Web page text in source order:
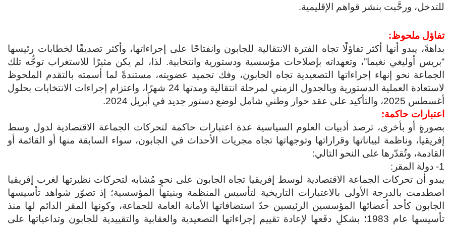
للتدخل، ورحَّبت بنشر قواهم الإقليمية.
تفاؤل ملحوظ:
بداهةً، يبدو أنها أكثر تفاؤلًا تجاه الفترة الانتقالية للجابون وانفتاحًا على إجراءاتها، وأكثر تصديقًا لخطابات رئيسها
“بريس أوليغي نغيما”، وتعهداته بإصلاحات مؤسسية ودستورية وانتخابية. لذا، لم يكن مثيرًا للاستغراب توجُّه تلك
الجماعة نحو إنهاء إجراءاتها التصعيدية تجاه الجابون، وفك تجميد عضويته، مستندةً لما أسمته بالتقدم الملحوظ
لاستعادة العملية الدستورية وبالجدول الزمني لمرحلة انتقالية ومدتها 24 شهرًا، واعتزام إجراءات الانتخابات بحلول
أغسطس 2025، والتأكيد على عقد حوار وطني شامل لوضع دستور جديد في أبريل 2024.
اعتبارات حاكمة:
بصورةٍ أو بأخرى، ترصد أدبيات العلوم السياسية عدة اعتبارات حاكمة لتحركات الجماعة الاقتصادية لدول وسط
إفريقيا، وناظمة لبياناتها وقراراتها وتوجهاتها تجاه مجريات الأحداث في الجابون، سواء السابقة منها أو القائمة أو
القادمة، وتُقدّرها على النحو التالي:
1- دولة المقر:
يبدو أن تحركات الجماعة الاقتصادية لوسط إفريقيا تجاه الجابون على نحوٍ مُشابه لتحركات نظيرتها لغرب إفريقيا
اصطدمت بالدرجة الأولى بالاعتبارات التاريخية لتأسيس المنظمة وبنيتها المؤسسية؛ إذ تصوّر شواهد تأسيسها
الجابون كأحد أعضائها المؤسسين الرئيسين حدّ استضافاتها الأمانة العامة للجماعة، وكونها المقر الدائم لها منذ
تأسيسها عام 1983؛ بشكلٍ دفَعها لإعادة تقييم إجراءاتها التصعيدية والعقابية والتقييدية للجابون وتداعياتها على